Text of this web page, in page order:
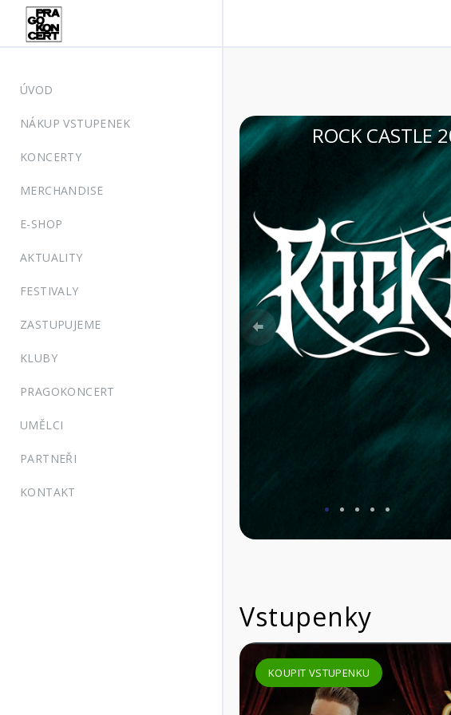
ÚVOD
NÁKUP VSTUPENEK
KONCERTY
MERCHANDISE
E-SHOP
AKTUALITY
FESTIVALY
ZASTUPUJEME
KLUBY
PRAGOKONCERT
UMĚLCI
PARTNEŘI
KONTAKT
KRUMLOV, zámecký park
Previous
Vstupenky
KOUPIT VSTUPENKU